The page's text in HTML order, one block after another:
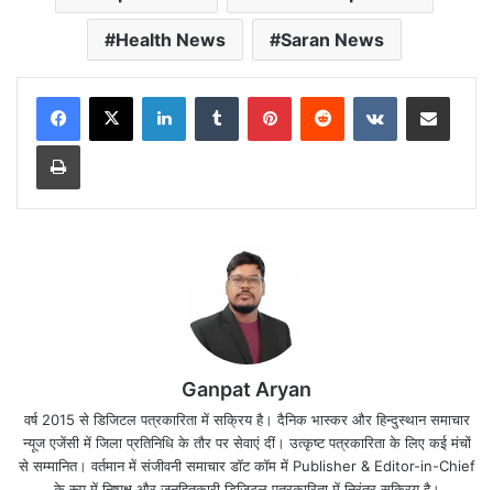
Health News Saran News
LinkedInTumblr PinterestReddit VKontakteShare via Email
Print
Ganpat Aryan
वर्ष 2015 से डिजिटल पत्रकारिता में सक्रिय है। दैनिक भास्कर और हिन्दुस्थान समाचार
न्यूज एजेंसी में जिला प्रतिनिधि के तौर पर सेवाएं दीं। उत्कृष्ट पत्रकारिता के लिए कई मंचों
से सम्मानित। वर्तमान में संजीवनी समाचार डॉट कॉम में Publisher & Editor-in-Chief